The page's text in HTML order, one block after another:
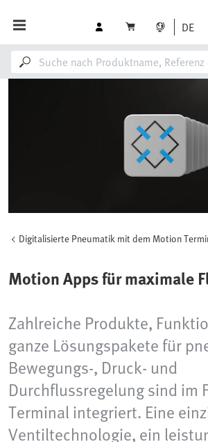
DE
Digitalisierte Pneumatik mit dem Motion
Motion Apps für maximale
Zahlreiche Produkte,
ganze Lösungspakete für
Bewegungs-, Druck- und
Durchflussregelung sind im
Terminal integriert. Eine
Ventiltechnologie, ein